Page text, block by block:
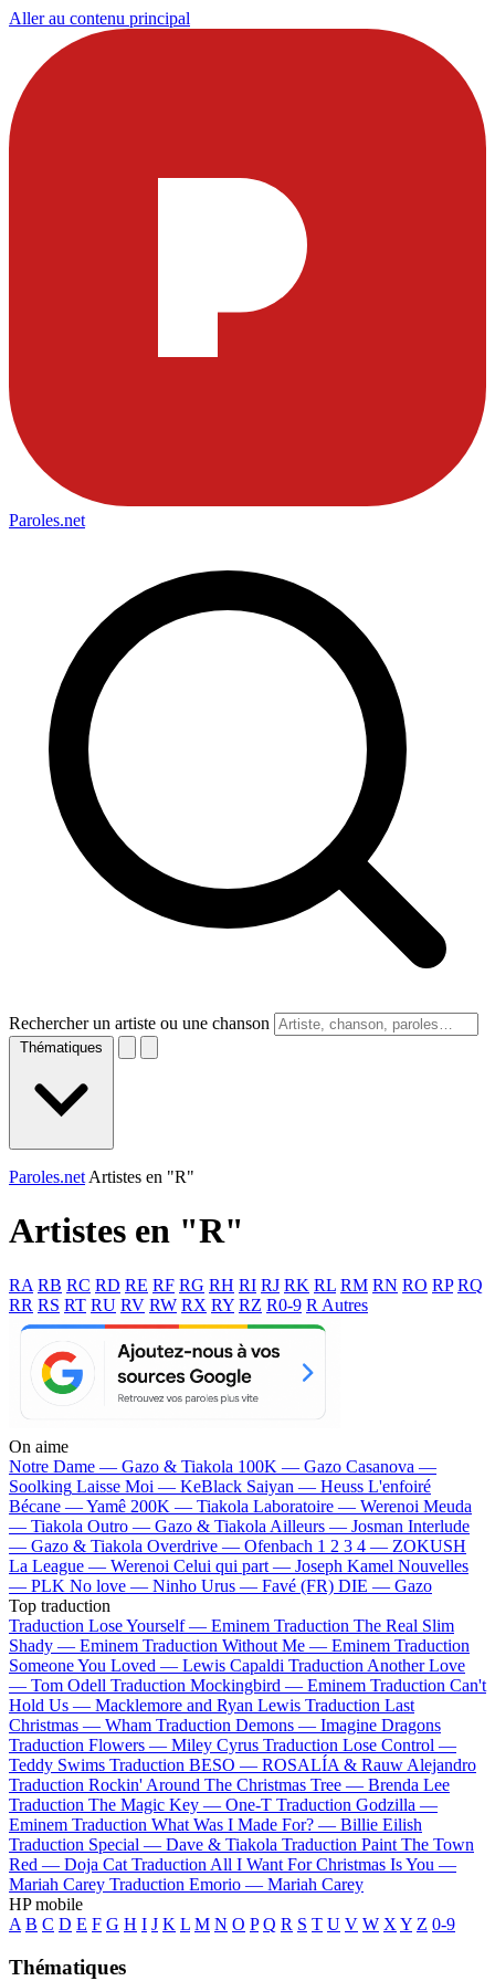
Aller au contenu principal
Paroles.net
Rechercher un artiste ou une chanson
Thématiques
Paroles.net Artistes en "R"
Artistes en "R"
RA RB RC RD RE RF RG RH RI RJ RK RL RM RN RO RP RQ
RR RS RT RU RV RW RX RY RZ R0-9 R Autres
On aime
Notre Dame — Gazo & Tiakola 100K — Gazo Casanova —
Soolking Laisse Moi — KeBlack Saiyan — Heuss L'enfoiré
Bécane —Yamê 200K — Tiakola Laboratoire — Werenoi Meuda
— Tiakola Outro — Gazo & Tiakola Ailleurs — Josman Interlude
— Gazo & Tiakola Overdrive — Ofenbach 1 2 3 4 — ZOKUSH
La League — Werenoi Celui qui part — Joseph Kamel Nouvelles
— PLK No love — Ninho Urus — Favé (FR) DIE — Gazo
Top traduction
Traduction Lose Yourself — Eminem Traduction The Real Slim
Shady — Eminem Traduction Without Me — Eminem Traduction
Someone You Loved — Lewis Capaldi Traduction Another Love
— Tom Odell Traduction Mockingbird — Eminem Traduction Can't
Hold Us — Macklemore and Ryan Lewis Traduction Last
Christmas — Wham Traduction Demons — Imagine Dragons
Traduction Flowers — Miley Cyrus Traduction Lose Control —
Teddy Swims Traduction BESO — ROSALÍA & Rauw Alejandro
Traduction Rockin' Around The Christmas Tree — Brenda Lee
Traduction The Magic Key — One-T Traduction Godzilla —
Eminem Traduction What Was I Made For? — Billie Eilish
Traduction Special — Dave & Tiakola Traduction Paint The Town
Red — Doja Cat Traduction All I Want For Christmas Is You —
Mariah Carey Traduction Emorio — Mariah Carey
HP mobile
A B C D E F G H I J K L M N O P Q R S T U V W X Y Z 0-9
Thématiques